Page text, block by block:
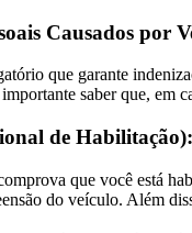
Causados por
que garante
saber que, em
de
que você está
do veículo. Além